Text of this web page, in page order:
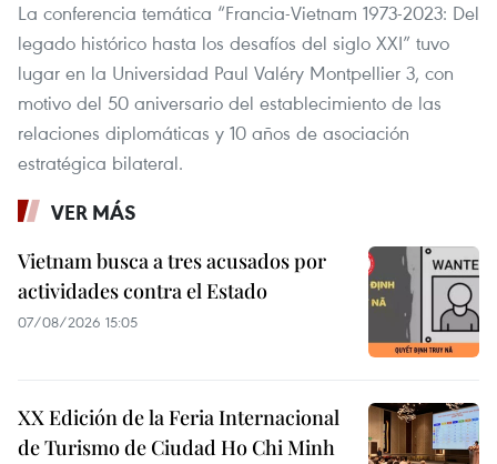
La conferencia temática “Francia-Vietnam 1973-2023: Del
legado histórico hasta los desafíos del siglo XXI” tuvo
lugar en la Universidad Paul Valéry Montpellier 3, con
motivo del 50 aniversario del establecimiento de las
relaciones diplomáticas y 10 años de asociación
estratégica bilateral.
VER MÁS
Vietnam busca a tres acusados por
actividades contra el Estado
07/08/2026 15:05
XX Edición de la Feria Internacional
de Turismo de Ciudad Ho Chi Minh